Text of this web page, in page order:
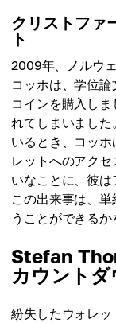
クリストファ
ト
2009年、ノルウ
コッホは、学位
コインを購入し
れてしまいまし
いるとき、コッ
レットへのアク
いなことに、彼は
この出来事は、
うことができるか
Stefan
カウントダ
紛失したウォレ